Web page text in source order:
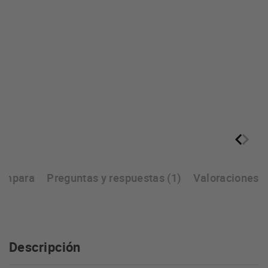
Preguntas y respuestas (1) Valoraciones
Descripción